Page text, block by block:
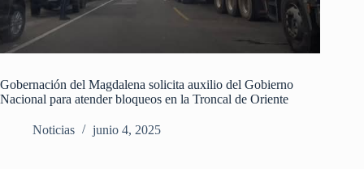
Gobernación del Magdalena solicita auxilio del Gobierno
Nacional para atender bloqueos en la Troncal de Oriente
Noticias junio 4, 2025